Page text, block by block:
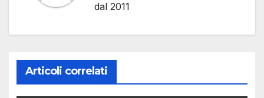
dal 2011
Articoli correlati